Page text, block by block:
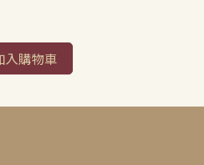
入購物車